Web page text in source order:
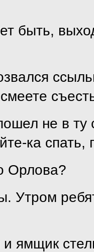
быть,
не в
ка спать,
Орлова?
Утром
ямщик